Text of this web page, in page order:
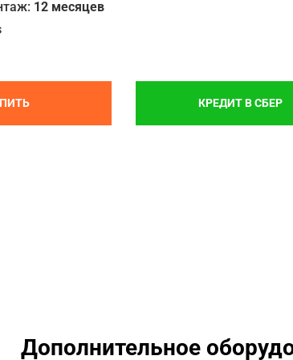
12 месяцев
КРЕДИТ В СБЕР
Дополнительное